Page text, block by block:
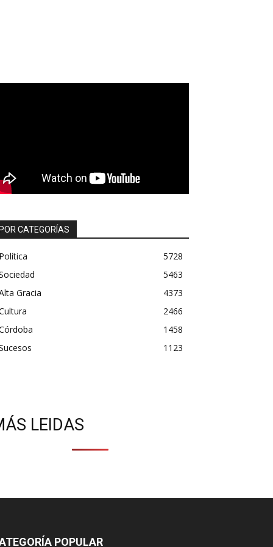
POR CATEGORÍAS
Política
5728
5463
Gracia
4373
2466
1458
1123
LEIDAS
POPULAR